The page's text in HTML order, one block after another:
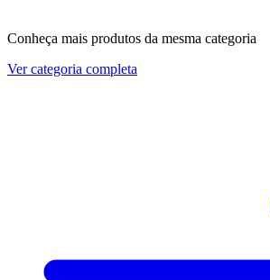
Conheça mais produtos da mesma categoria
Ver categoria completa